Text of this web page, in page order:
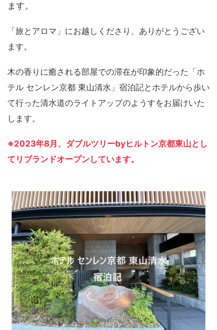
ます。
「旅とアロマ」にお越しくださり、ありがとうござい
ます。
木の香りに癒される部屋での滞在が印象的だった「ホ
テル センレン京都 東山清水」宿泊記とホテルから歩い
て行った清水道のライトアップのようすをお届けいた
します。
※2023年8月、ダブルツリーbyヒルトン京都東山とし
てリブランドオープンしています。